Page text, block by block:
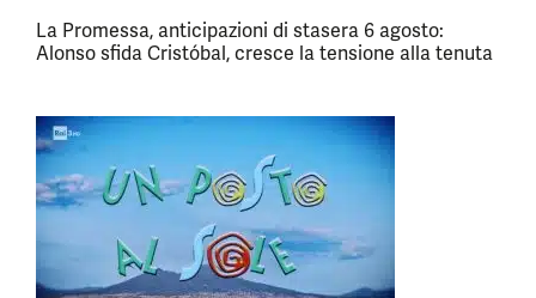
La Promessa, anticipazioni di stasera 6 agosto:
Alonso sfida Cristóbal, cresce la tensione alla tenuta